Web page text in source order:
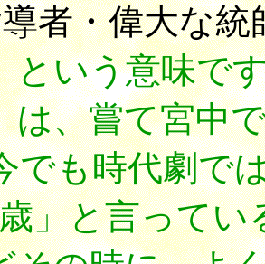
者・偉大な
という意味で
は、嘗て宮中
でも時代劇で
」と言ってい